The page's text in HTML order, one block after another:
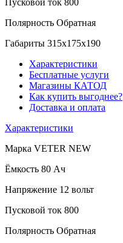
Полярность Обратная
Габариты 315x175x190
Характеристики
Бесплатные услуги
Магазины КАТОД
Как купить выгоднее?
Доставка и оплата
Характеристики
Марка VETER NEW
Ёмкость 80 Ач
Напряжение 12 вольт
Пусковой ток 800
Полярность Обратная